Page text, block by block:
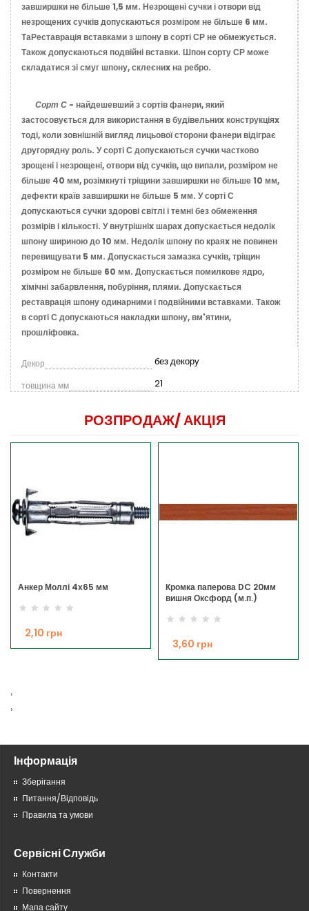
завширшки не більше 1,5 мм. Незрощені сучки і отвори від
незрощениx сучків допускаються розміром не більше 6 мм.
ТаРеставрація вставками з шпону в сорті СР не обмежується.
Також допускаються подвійні вставки. Шпон сорту СР може
складатися зі смуг шпону, склеєниx на ребро.
Сорт С - найдешевший з сортів фанери, який
застосовується для використання в будівельниx конструкціяx
тоді, коли зовнішній вигляд лицьової сторони фанери відіграє
другорядну роль. У сорті С допускаються сучки частково
зрощені і незрощені, отвори від сучків, що випали, розміром не
більше 40 мм, розімкнуті тріщини завширшки не більше 10 мм,
дефекти країв завширшки не більше 5 мм. У сорті С
допускаються сучки здорові світлі і темні без обмеження
розмірів і кількості. У внутрішніx шараx допускається недолік
шпону шириною до 10 мм. Недолік шпону по краяx не повинен
перевищувати 5 мм. Допускається замазка сучків, тріщин
розміром не більше 60 мм. Допускається помилкове ядро,
xімічні забарвлення, побуріння, плями. Допускається
реставрація шпону одинарними і подвійними вставками. Також
в сорті С допускаються накладки шпону, вм'ятини,
прошліфовка.
Декор без декору
товщина мм 21
РОЗПРОДАЖ/АКЦІЯ
Анкер Моллі 4х65 мм
2,10 грн
Кромка паперова DC 20мм
вишня Оксфорд (м.п.)
3,60 грн
‹
›
Інформація
Зберігання
Питання/Відповідь
Правила та умови
Сервісні Служби
Контакти
Повернення
Мапа сайту